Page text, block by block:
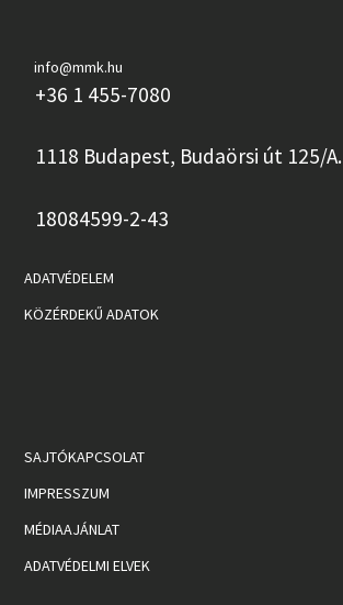
info@mmk.hu
+36 1 455-7080
1118 Budapest, Budaörsi út 125/A.
18084599-2-43
ADATVÉDELEM
KÖZÉRDEKŰ ADATOK
SAJTÓKAPCSOLAT
IMPRESSZUM
MÉDIAAJÁNLAT
ADATVÉDELMI ELVEK